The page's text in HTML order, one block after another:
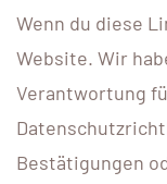
Wenn du diese
Website. Wir
Verantwortung
Bestätigungen